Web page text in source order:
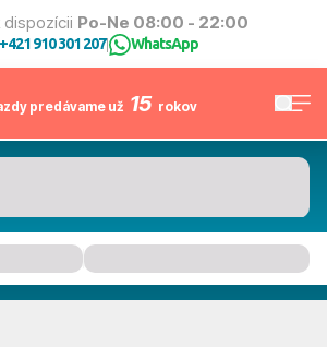
dispozícii Po-Ne 08:00 - 22:00
+421 910 301 207| WhatsApp
predávame už 15 rokov